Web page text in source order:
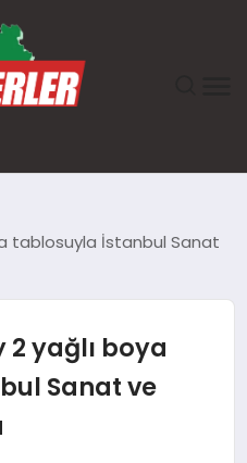
tablosuyla İstanbul Sanat
yağlı boya
Sanat ve